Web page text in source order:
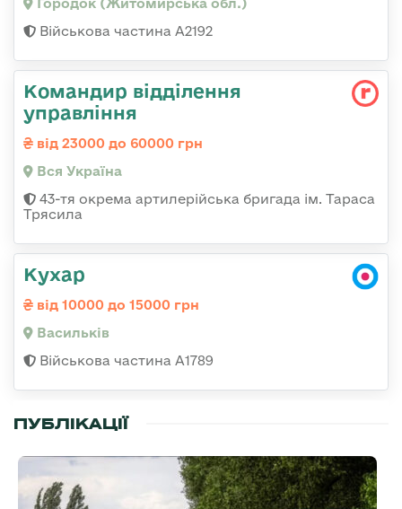
Городок (Житомирська обл.)
Військова частина А2192
Командир відділення
управління
від 23000 до 60000 грн
Вся Україна
43-тя окрема артилерійська бригада ім. Тараса
Трясила
Кухар
від 10000 до 15000 грн
Васильків
Військова частина А1789
ПУБЛІКАЦІЇ